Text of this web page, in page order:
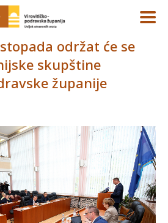
održat će se
skupštine
županije